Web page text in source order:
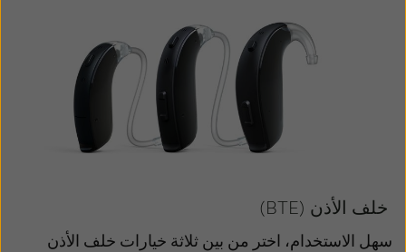
خلف الأذن (BTE)
سهل الاستخدام، اختر من بين ثلاثة خيارات خلف الأذن